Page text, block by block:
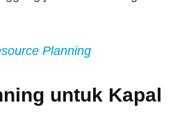
Planning
untuk Kapal